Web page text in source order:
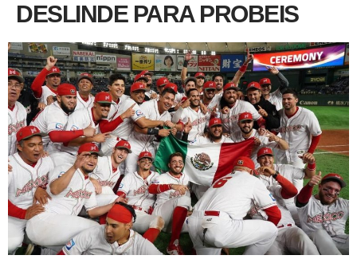
DESLINDE PARA PROBEIS